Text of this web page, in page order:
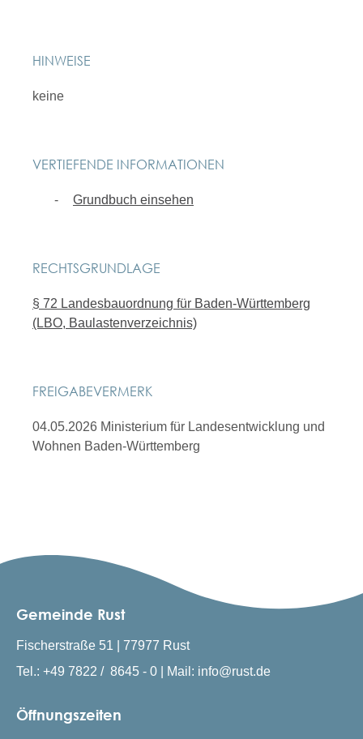
HINWEISE
keine
VERTIEFENDE INFORMATIONEN
Grundbuch einsehen
RECHTSGRUNDLAGE
§ 72 Landesbauordnung für Baden-Württemberg
(LBO, Baulastenverzeichnis)
FREIGABEVERMERK
04.05.2026 Ministerium für Landesentwicklung und
Wohnen Baden-Württemberg
Gemeinde Rust
Fischerstraße 51 | 77977 Rust
Tel.: +49 7822 / 8645 - 0 | Mail: info@rust.de
Öffnungszeiten